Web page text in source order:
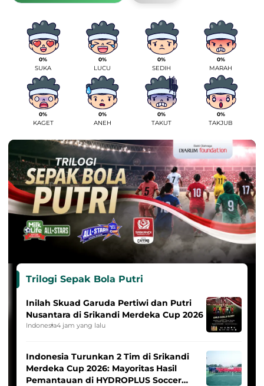
0%
SUKA
0%
LUCU
0%
SEDIH
0%
MARAH
0%
KAGET
0%
ANEH
0%
TAKUT
0%
TAKJUB
Trilogi Sepak Bola Putri
Inilah Skuad Garuda Pertiwi dan Putri
Nusantara di Srikandi Merdeka Cup 2026
Indonesia4 jam yang lalu
Indonesia Turunkan 2 Tim di Srikandi
Merdeka Cup 2026: Mayoritas Hasil
Pemantauan di HYDROPLUS Soccer